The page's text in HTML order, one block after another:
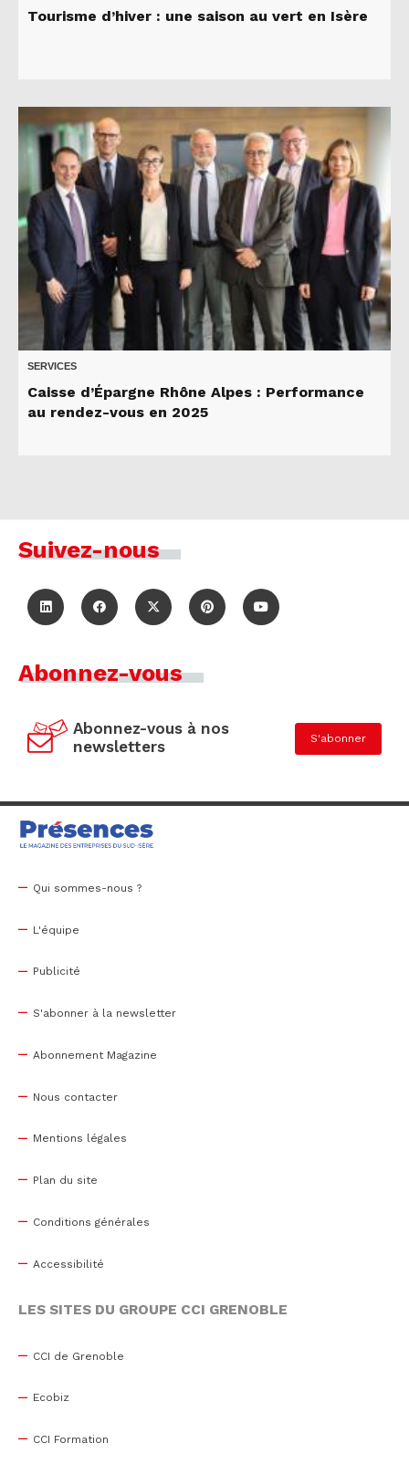
Tourisme d’hiver : une saison au vert en Isère
SERVICES
Caisse d’Épargne Rhône Alpes : Performance
au rendez-vous en 2025
Suivez-nous
Abonnez-vous
Abonnez-vous à nos
newsletters
S'abonner
Qui sommes-nous ?
L'équipe
Publicité
S'abonner à la newsletter
Abonnement Magazine
Nous contacter
Mentions légales
Plan du site
Conditions générales
Accessibilité
LES SITES DU GROUPE CCI GRENOBLE
CCI de Grenoble
Ecobiz
CCI Formation